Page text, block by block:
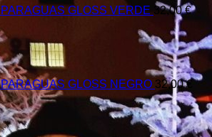
PARAGUAS GLOSS VERDE 32,00€
PARAGUAS GLOSS NEGRO 32,00€